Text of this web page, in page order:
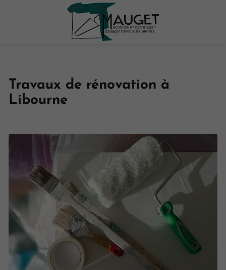
Travaux de rénovation à
Libourne